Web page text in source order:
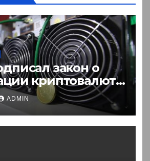
закон о
криптовалют
Что нужно знать
ADMIN